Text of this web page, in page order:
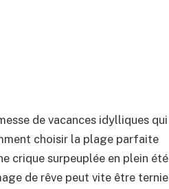
de vacances idylliques qui
choisir la plage parfaite
crique surpeuplée en plein été
de rêve peut vite être ternie